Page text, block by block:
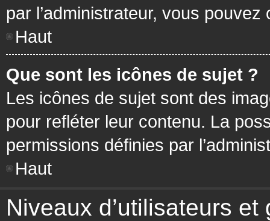
par l’administrateur, vous
Haut
Que sont les icônes de sujet ?
Les icônes de sujet sont des
pour refléter leur contenu. La
permissions définies par
Haut
Niveaux d’utilisateurs et